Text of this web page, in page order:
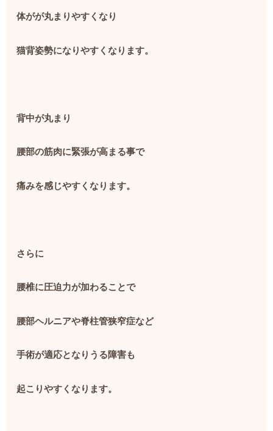
体がが丸まりやすくなり
猫背姿勢になりやすくなります。
背中が丸まり
腰部の筋肉に緊張が高まる事で
痛みを感じやすくなります。
さらに
腰椎に圧迫力が加わることで
腰部ヘルニアや脊柱管狭窄症など
手術が適応となりうる障害も
起こりやすくなります。